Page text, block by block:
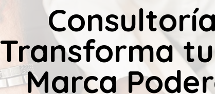
Transforma
Marca